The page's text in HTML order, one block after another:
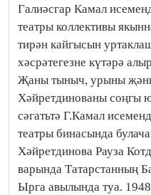
Галиәсгар Камал
театры коллективы
тирән кайгысын
хәсрәтегезне күтәрә
Җаны тыныч, урыны
Хәйретдинованы соңгы
сәгатьтә Г.Камал
театры бинасында
Хәйретдинова Рауза
ва­рын­да Татарстанның
Ыр­га авы­лын­да туа.